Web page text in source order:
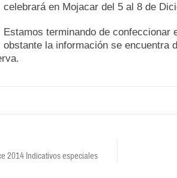
celebrará en Mojacar del 5 al 8 de
Estamos terminando de confeccionar
obstante la información se encuentra
2014 Indicativos especiales